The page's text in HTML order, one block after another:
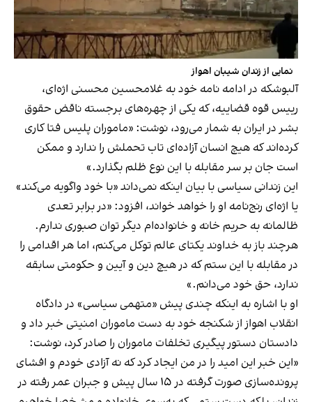
نمایی از زندان شیبان اهواز
آلبوشکه در ادامه نامه خود به غلامحسین محسنی اژه‌ای،
رییس قوه قضاییه، که یکی از چهره‌های برجسته ناقض حقوق
بشر در ایران به‌ شمار می‌رود، نوشت: «ماموران پلیس فتا کاری
کرده‌اند که هیچ انسان آزاده‌ای تاب تحملش را ندارد و ممکن
است جان بر سر مقابله با این نوع ظلم بگذارد.»
این زندانی سیاسی با بیان اینکه نمی‌داند «با خود واگویه می‌کند»
یا اژه‌ای رنج‌نامه‌ او را خواهد خواند، افزود: «در برابر تعدی
ظالمانه به حریم خانه و خانواده‌ام دیگر توان صبوری ندارم.
هرچند باز به خداوند یکتای عالم توکل می‌کنم، اما هر اقدامی را
در مقابله با این ستم که در هیچ دین و آیین و حکومتی سابقه
ندارد، حق خود می‌دانم.»
او با اشاره به اینکه چندی پیش «متهمی سیاسی» در دادگاه
انقلاب اهواز از شکنجه خود به دست ماموران امنیتی خبر داد و
دادستان دستور پیگیری تخلفات ماموران را صادر کرد، نوشت:
«این خبر این امید را در من ایجاد کرد که نه آزادی خودم و افشای
پرونده‌سازی صورت گرفته در ۱۵ سال پیش و جبران عمر رفته در